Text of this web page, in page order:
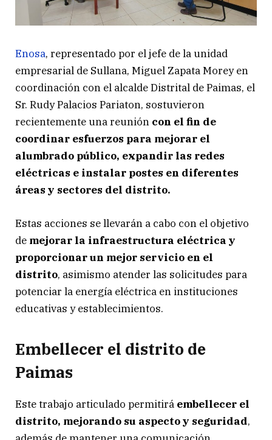
Enosa, representado por el jefe de la unidad
empresarial de Sullana, Miguel Zapata Morey en
coordinación con el alcalde Distrital de Paimas, el
Sr. Rudy Palacios Pariaton, sostuvieron
recientemente una reunión con el fin de
coordinar esfuerzos para mejorar el
alumbrado público, expandir las redes
eléctricas e instalar postes en diferentes
áreas y sectores del distrito.
Estas acciones se llevarán a cabo con el objetivo
de mejorar la infraestructura eléctrica y
proporcionar un mejor servicio en el
distrito, asimismo atender las solicitudes para
potenciar la energía eléctrica en instituciones
educativas y establecimientos.
Embellecer el distrito de
Paimas
Este trabajo articulado permitirá embellecer el
distrito, mejorando su aspecto y seguridad,